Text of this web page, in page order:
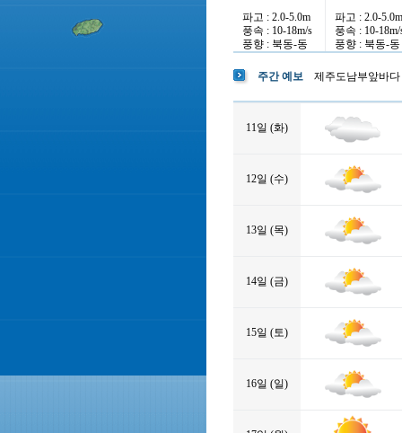
파고 : 2.0-5.0m
풍속 : 10-18m/s
풍향 : 북동-동
파고 : 2.0-5.0m
풍속 : 10-18m/
풍향 : 북동-동
주간 예보 제주도남부앞바다
11일 (화)
12일 (수)
13일 (목)
14일 (금)
15일 (토)
16일 (일)